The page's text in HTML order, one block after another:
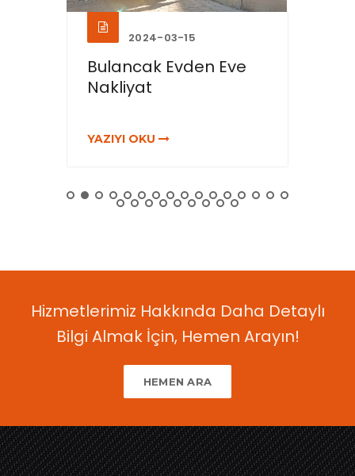
2024-03-15
Bulancak Evden Eve
Nakliyat
YAZIYI OKU
Hizmetlerimiz Hakkında Daha Detaylı
Bilgi Almak İçin, Hemen Arayın!
HEMEN ARA